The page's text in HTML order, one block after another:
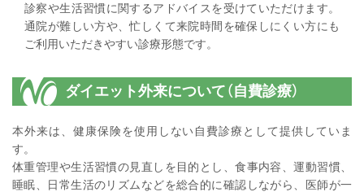
診察や生活習慣に関するアドバイスを受けていただけます。
通院が難しい方や、忙しくて来院時間を確保しにくい方にも
ご利用いただきやすい診療形態です。
ダイエット外来について（自費診療）
本外来は、健康保険を使用しない自費診療として提供していま
す。
体重管理や生活習慣の見直しを目的とし、食事内容、運動習慣、
睡眠、日常生活のリズムなどを総合的に確認しながら、医師が一